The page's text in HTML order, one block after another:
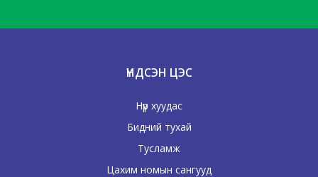
ҮНДСЭН ЦЭС
Нүүр хуудас
Бидний тухай
Тусламж
Цахим номын сангууд